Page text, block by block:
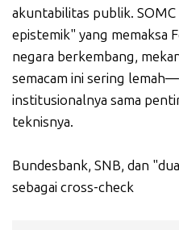
akuntabilitas publik.
epistemik" yang memaksa
negara berkembang,
semacam ini sering
institusionalnya sama
teknisnya.
Bundesbank, SNB, dan
sebagai cross-check